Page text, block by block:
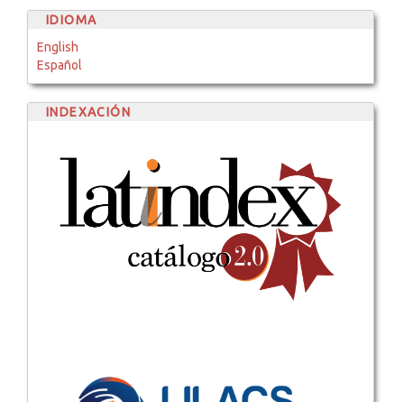
IDIOMA
English
Español
INDEXACIÓN